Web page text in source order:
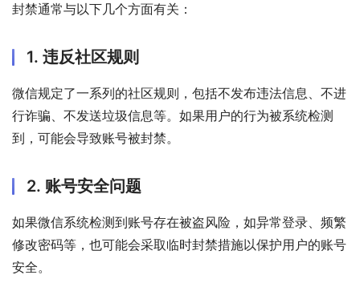
封禁通常与以下几个方面有关：
1. 违反社区规则
微信规定了一系列的社区规则，包括不发布违法信息、不进
行诈骗、不发送垃圾信息等。如果用户的行为被系统检测
到，可能会导致账号被封禁。
2. 账号安全问题
如果微信系统检测到账号存在被盗风险，如异常登录、频繁
修改密码等，也可能会采取临时封禁措施以保护用户的账号
安全。